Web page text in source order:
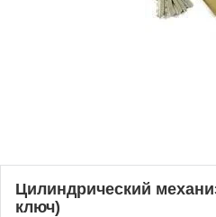
Цилиндрический
ключ)